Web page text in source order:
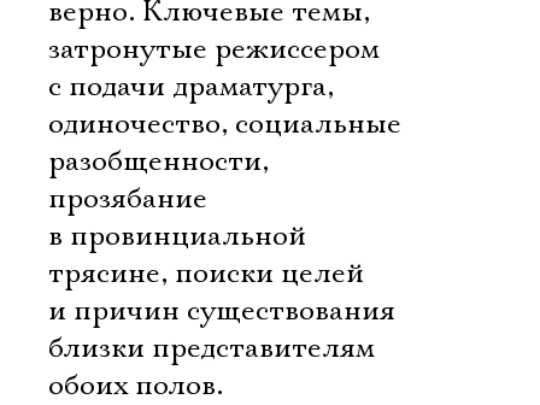
верно. Ключевые темы,
затронутые режиссером
с подачи драматурга, 
одиночество, социальные
разобщенности,
прозябание
в провинциальной
трясине, поиски целей
и причин существования 
близки представителям
обоих полов.